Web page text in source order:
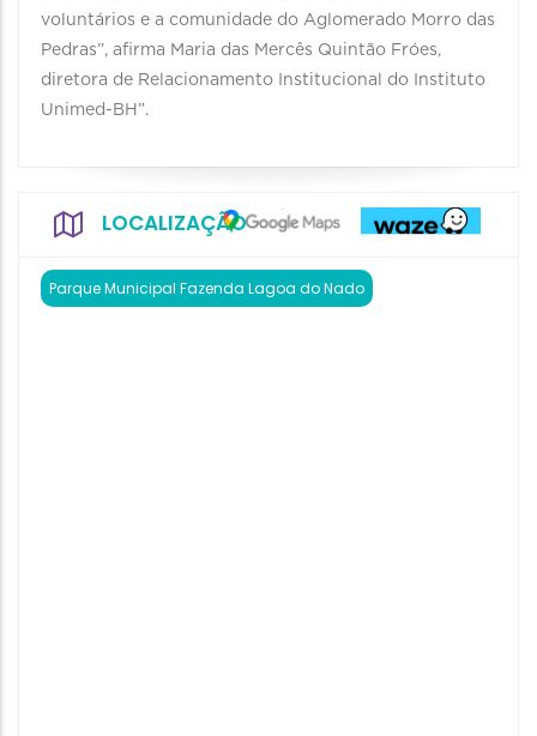
voluntários e a comunidade do Aglomerado Morro das
Pedras”, afirma Maria das Mercês Quintão Fróes,
diretora de Relacionamento Institucional do Instituto
Unimed-BH”.
LOCALIZAÇÃO
Parque Municipal Fazenda Lagoa do Nado